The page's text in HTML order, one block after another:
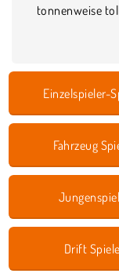
tonnenweise
Einzelspieler-
Fahrzeug
Drift Spiele